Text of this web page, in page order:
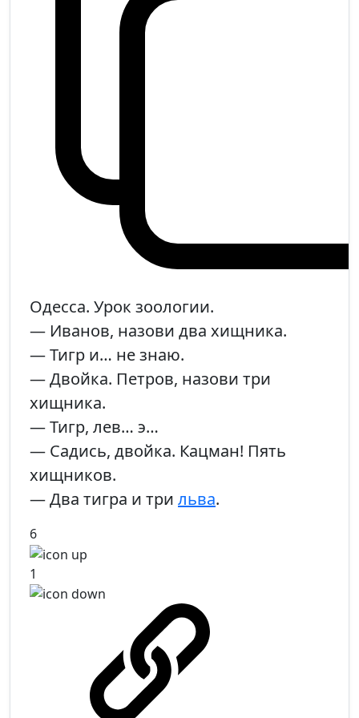
Одесса. Урок зоологии.
— Иванов, назови два хищника.
— Тигр и… не знаю.
— Двойка. Петров, назови три
хищника.
— Тигр, лев… э…
— Садись, двойка. Кацман! Пять
хищников.
— Два тигра и три льва.
6
1